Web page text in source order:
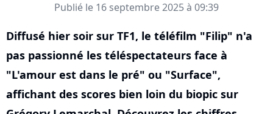
Publié le 16 septembre 2025 à 09:39
Diffusé hier soir sur TF1, le téléfilm "Filip" n'a
pas passionné les téléspectateurs face à
"L'amour est dans le pré" ou "Surface",
affichant des scores bien loin du biopic sur